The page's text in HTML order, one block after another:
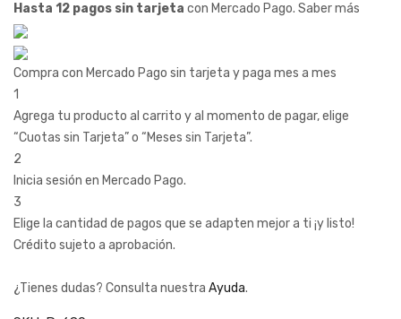
Hasta 12 pagos sin tarjeta con Mercado Pago. Saber más
Compra con Mercado Pago sin tarjeta y paga mes a mes
1
Agrega tu producto al carrito y al momento de pagar, elige
“Cuotas sin Tarjeta” o “Meses sin Tarjeta”.
2
Inicia sesión en Mercado Pago.
3
Elige la cantidad de pagos que se adapten mejor a ti ¡y listo!
Crédito sujeto a aprobación.
¿Tienes dudas? Consulta nuestra Ayuda.